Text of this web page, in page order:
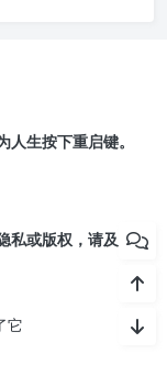
生按下重启键。
私或版权，请及时联
它